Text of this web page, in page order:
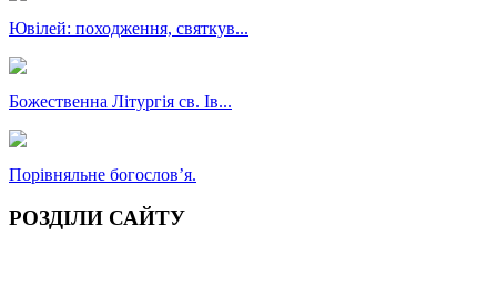
Ювілей: походження, святкув...
Божественна Літургія св. Ів...
Порівняльне богословʼя.
РОЗДІЛИ САЙТУ